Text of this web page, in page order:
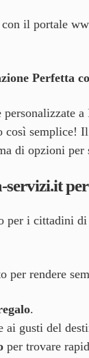
il portale
Perfetta
così semplice!
di opzioni
servizi.itper
i cittadini di
per rendere
.
ai gusti del
per trovare